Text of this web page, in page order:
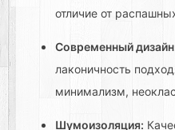
отличие от
Современный
лаконичность
минимализм,
Шумоизоляция: